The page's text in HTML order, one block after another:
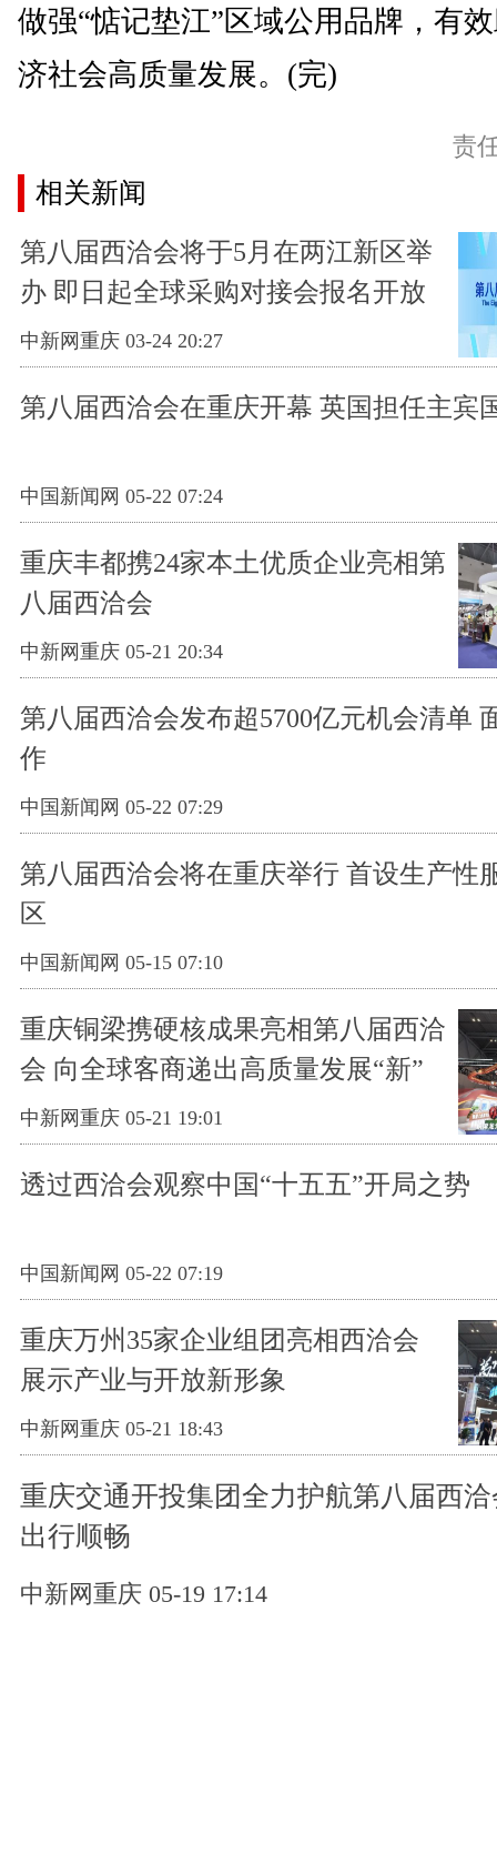
做强“惦记垫江”区域公用品牌，有
济社会高质量发展。(完)
责
相关新闻
第八届西洽会将于5月在两江新区举
办 即日起全球采购对接会报名开放
中新网重庆 03-24 20:27
第八届西洽会在重庆开幕 英国担任主宾
中国新闻网 05-22 07:24
重庆丰都携24家本土优质企业亮相第
八届西洽会
中新网重庆 05-21 20:34
第八届西洽会发布超5700亿元机会清单
作
中国新闻网 05-22 07:29
第八届西洽会将在重庆举行 首设生产性
区
中国新闻网 05-15 07:10
重庆铜梁携硬核成果亮相第八届西洽
会 向全球客商递出高质量发展“新”
名片
中新网重庆 05-21 19:01
透过西洽会观察中国“十五五”开局之势
中国新闻网 05-22 07:19
重庆万州35家企业组团亮相西洽会
展示产业与开放新形象
中新网重庆 05-21 18:43
重庆交通开投集团全力护航第八届西
出行顺畅
中新网重庆 05-19 17:14